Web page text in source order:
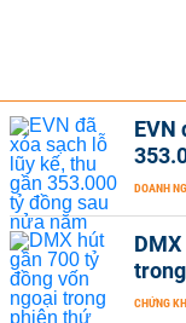
EVN
DOANH
CHỨNG